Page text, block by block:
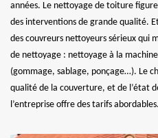
années. Le nettoyage de toiture
des interventions de grande qualité.
des couvreurs nettoyeurs sérieux qui
de nettoyage : nettoyage à la
(gommage, sablage, ponçage…). Le
qualité de la couverture, et de l’état
l’entreprise offre des tarifs abordables.